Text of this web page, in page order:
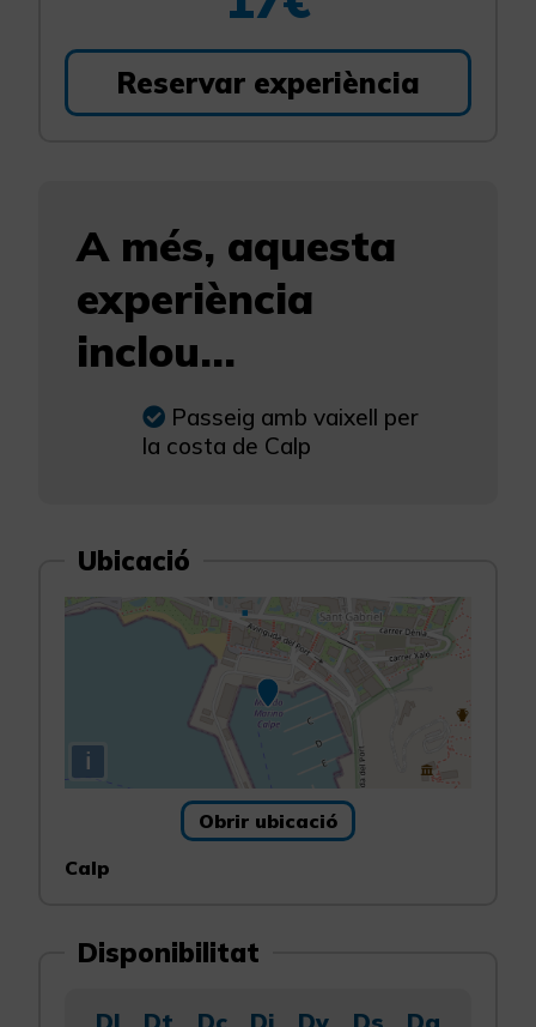
Reservar experiència
A més, aquesta
experiència
inclou...
Passeig amb vaixell per
la costa de Calp
Ubicació
i
Obrir ubicació
Calp
Disponibilitat